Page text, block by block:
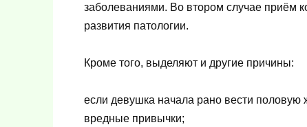
заболеваниями. Во втором случае приём
развития патологии.
Кроме того, выделяют и другие причины:
если девушка начала рано вести половую
вредные привычки;